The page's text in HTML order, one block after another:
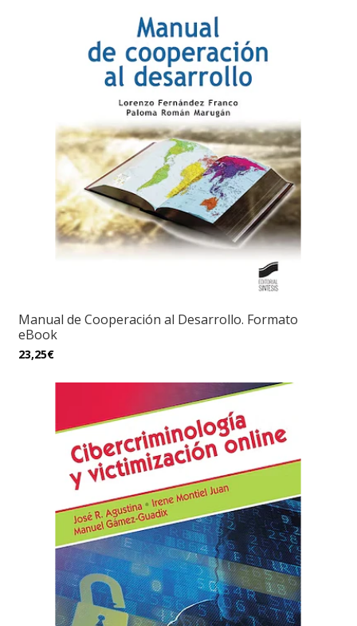
Manual de Cooperación al Desarrollo. Formato
eBook
23,25€